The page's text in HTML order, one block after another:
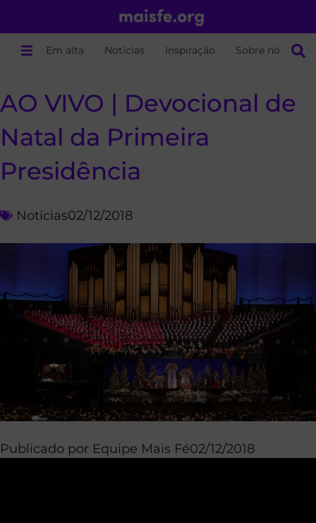
Em alta Notícias Inspiração Sobre nós
AO VIVO | Devocional de
Natal da Primeira
Presidência
Notícias02/12/2018
Publicado por Equipe Mais Fé02/12/2018